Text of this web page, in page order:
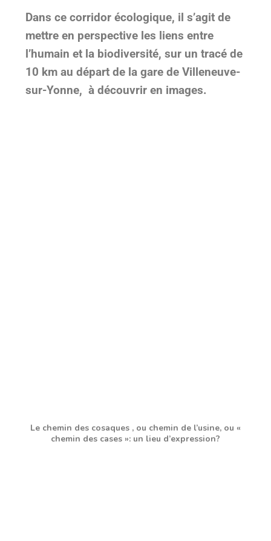
Dans ce corridor écologique, il s’agit de
mettre en perspective les liens entre
l’humain et la biodiversité, sur un tracé de
10 km au départ de la gare de Villeneuve-
sur-Yonne, à découvrir en images.
Le chemin des cosaques , ou chemin de l’usine, ou «
chemin des cases »: un lieu d’expression?